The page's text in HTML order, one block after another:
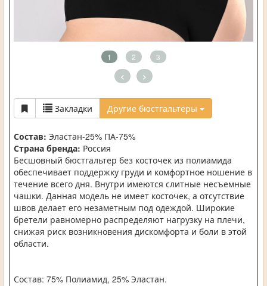
1 2 3
< >
Закладки Другие бюстгальтеры
Состав: Эластан-25% ПА-75%
Страна бренда: Россия
Бесшовный бюстгальтер без косточек из полиамида
обеспечивает поддержку груди и комфортное ношение в
течение всего дня. Внутри имеются слитные несъемные
чашки. Данная модель не имеет косточек, а отсутствие
швов делает его незаметным под одеждой. Широкие
бретели равномерно распределяют нагрузку на плечи,
снижая риск возникновения дискомфорта и боли в этой
области.
Состав: 75% Полиамид, 25% Эластан.